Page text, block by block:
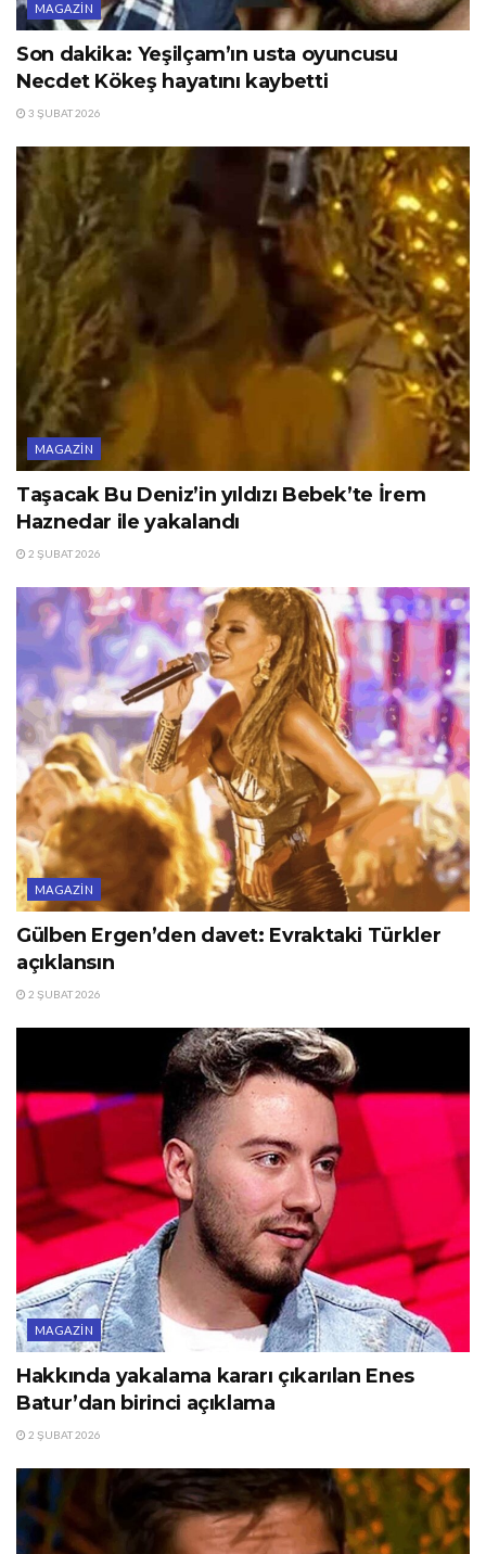
MAGAZIN
Son dakika: Yeşilçam’ın usta oyuncusu
Necdet Kökeş hayatını kaybetti
3 ŞUBAT 2026
MAGAZIN
Taşacak Bu Deniz’in yıldızı Bebek’te İrem
Haznedar ile yakalandı
2 ŞUBAT 2026
MAGAZIN
Gülben Ergen’den davet: Evraktaki Türkler
açıklansın
2 ŞUBAT 2026
MAGAZIN
Hakkında yakalama kararı çıkarılan Enes
Batur’dan birinci açıklama
2 ŞUBAT 2026